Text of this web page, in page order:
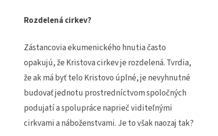
Rozdelená cirkev?
Zástancovia ekumenického hnutia často
opakujú, že Kristova cirkev je rozdelená. Tvrdia,
že ak má byť telo Kristovo úplné, je nevyhnutné
budovať jednotu prostredníctvom spoločných
podujatí a spolupráce naprieč viditeľnými
cirkvami a náboženstvami. Je to však naozaj tak?